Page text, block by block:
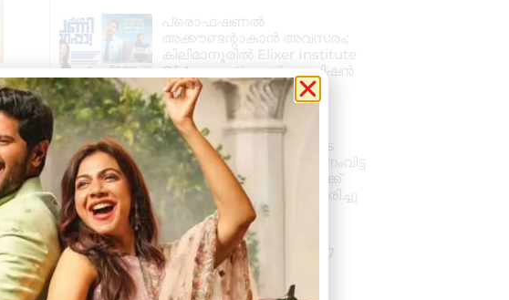
പ്രൊഫഷണൽ
അക്കൗണ്ടന്റാകാൻ അവസരം;
കിലിമാനൂരിൽ Elixer Institute
Of Accounting-ൽ അഡ്മിഷൻ
ആരംഭിച്ചു
August 6, 20263:37 pm
വാഹനം ഓടിക്കുന്നതിനിടെ
ഹൃദയാഘാതം; നിയന്ത്രണംവിട്ട
സ്കൂൾ ബസ് കെട്ടിടത്തിലേക്ക്
ഇടിച്ചുകയറി, ഡ്രൈവർ മരിച്ചു
August 5, 2026 7:39 pm
കനത്ത മഴ: ജില്ലയിൽ 1.77
കോടിയുടെ കൃഷിനാശം
August 5, 202611:34 am